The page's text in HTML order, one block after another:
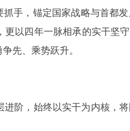
手，锚定国家战略与首都
以四年一脉相承的实干坚
先、乘势跃升。
阶，始终以实干为内核，